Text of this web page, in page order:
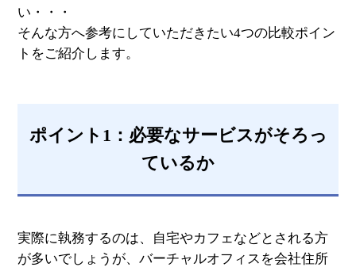
い・・・
そんな方へ参考にしていただきたい4つの比較ポイン
トをご紹介します。
ポイント1：必要なサービスがそろっ
ているか
実際に執務するのは、自宅やカフェなどとされる方
が多いでしょうが、バーチャルオフィスを会社住所